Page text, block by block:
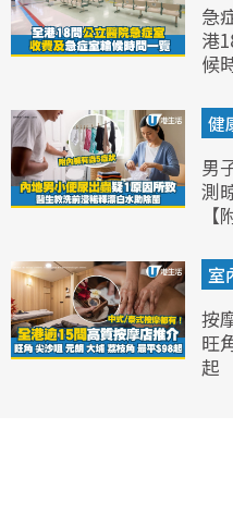
急
港
候
健
男
測
室
按
旺
起